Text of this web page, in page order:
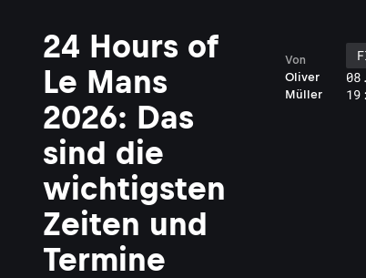
24 Hours of
Le Mans
2026: Das
sind die
wichtigsten
Zeiten und
Termine
Oliver
Müller
Von